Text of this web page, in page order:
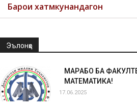
Барои хатмкунандагон
Эълонҳо
МАРҲАБО БА
МАТЕМАТИКА!
17.06.2025